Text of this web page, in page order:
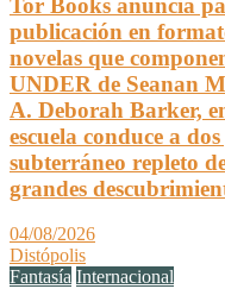
publicación en
novelas que
UNDER de Seanan
A. Deborah Barker,
escuela conduce a
subterráneo repleto
grandes
04/08/2026
Distópolis
Fantasía Internacional